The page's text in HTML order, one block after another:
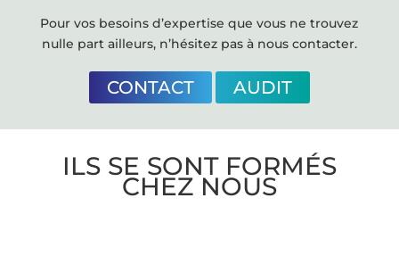
Pour vos besoins d’expertise que vous ne trouvez
nulle part ailleurs, n’hésitez pas à nous contacter.
CONTACT AUDIT
ILS SE SONT FORMÉS
CHEZ NOUS